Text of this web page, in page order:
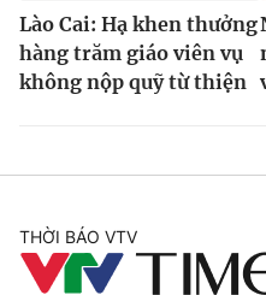
Lào Cai: Hạ khen thưởng
hàng trăm giáo viên vụ
không nộp quỹ từ thiện
THỜI BÁO VTV